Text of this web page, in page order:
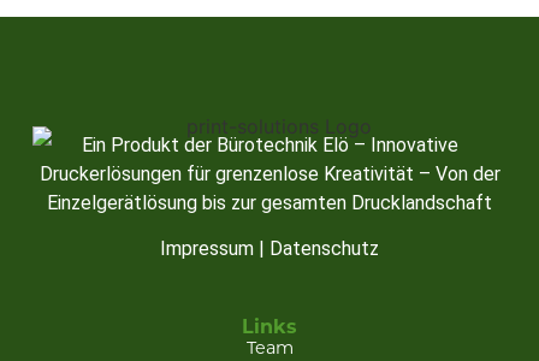
Ein Produkt der Bürotechnik Elö – Innovative
Druckerlösungen für grenzenlose Kreativität – Von der
Einzelgerätlösung bis zur gesamten Drucklandschaft
Impressum | Datenschutz
Links
Team